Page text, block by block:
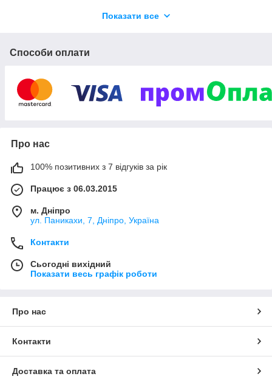
Підлогові покриття
+38 (063) 665 57 77
+38 (098) 720 73 47
+38 (067) 293 68 93 (Viber)
decor.jutagrass@gmail.com
Металоконструкції
Показати все
Способи оплати
Про нас
100% позитивних з 7 відгуків за рік
Працює з 06.03.2015
м. Дніпро
ул. Паникахи, 7, Дніпро, Україна
Контакти
Сьогодні вихідний
Показати весь графік роботи
Про нас
Контакти
Доставка та оплата